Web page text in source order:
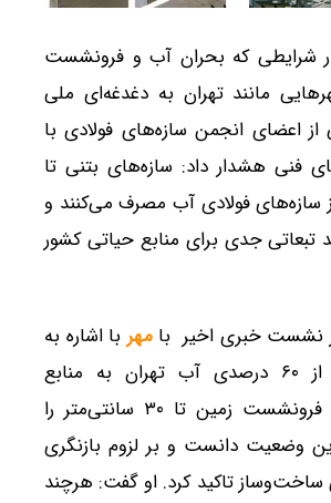
شرایطی که بحران آب و فرونشست
مانند تهران به دغدغه‌ای ملی
اعضای انجمن سازه‌های فولادی با
فنی هشدار داد: سازه‌های بتنی تا
سازه‌های فولادی آب مصرف می‌کنند و
تبعاتی جدی برای منابع حیاتی کشور
نشست خبری اخیر بامهربا اشاره به
وابستگی بیش از ۶۰ درصدی آب تهران به منابع
زیرزمینی، پدیده فرونشست زمین تا ۳۰ سانتی‌متر را
وضعیت دانست و بر لزوم بازنگری
تاکید کرد. او گفت: هرچند